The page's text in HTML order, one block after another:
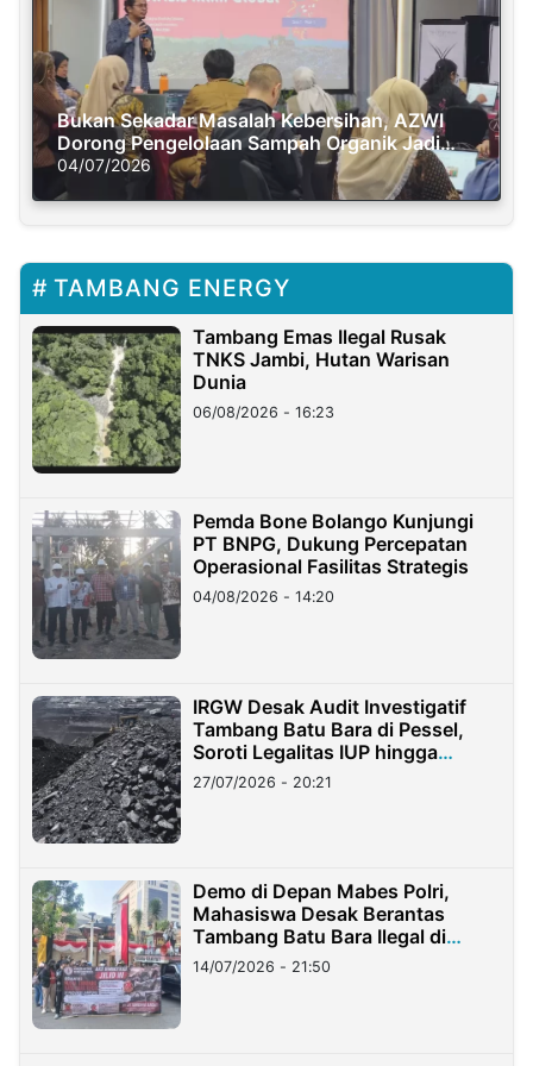
Bukan Sekadar Masalah Kebersihan, AZWI
Dorong Pengelolaan Sampah Organik Jadi
Solusi Krisis Iklim
04/07/2026
TAMBANG ENERGY
Tambang Emas Ilegal Rusak
TNKS Jambi, Hutan Warisan
Dunia
06/08/2026 - 16:23
Pemda Bone Bolango Kunjungi
PT BNPG, Dukung Percepatan
Operasional Fasilitas Strategis
04/08/2026 - 14:20
IRGW Desak Audit Investigatif
Tambang Batu Bara di Pessel,
Soroti Legalitas IUP hingga
Stockpile
27/07/2026 - 20:21
Demo di Depan Mabes Polri,
Mahasiswa Desak Berantas
Tambang Batu Bara Ilegal di
Lampung
14/07/2026 - 21:50